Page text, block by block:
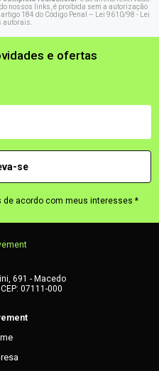
nossos links, é proibida sem a autorização
184 do Código Penal – Lei 9610/98 - Lei
autorais.
e ofertas
de acordo com meus interesses *
691 - Macedo
07111-000